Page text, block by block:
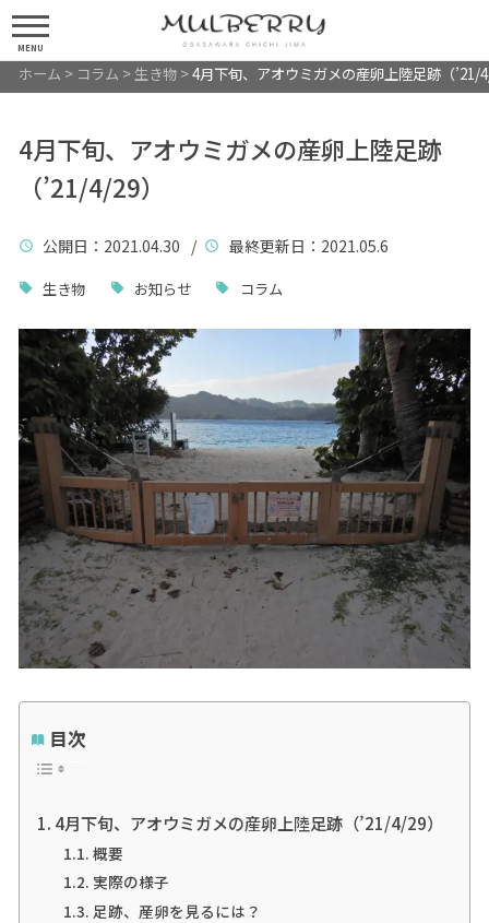
MENU
ホーム > コラム > 生き物>4月下旬、アオウミガメの産卵上陸足跡（’21/
4月下旬、アオウミガメの産卵上陸足跡
（’21/4/29）
公開日 ：2021.04.30 / 最終更新日 ：2021.05.6
生き物 お知らせ コラム
目次
4月下旬、アオウミガメの産卵上陸足跡（’21/4/29）
概要
実際の様子
足跡、産卵を見るには？